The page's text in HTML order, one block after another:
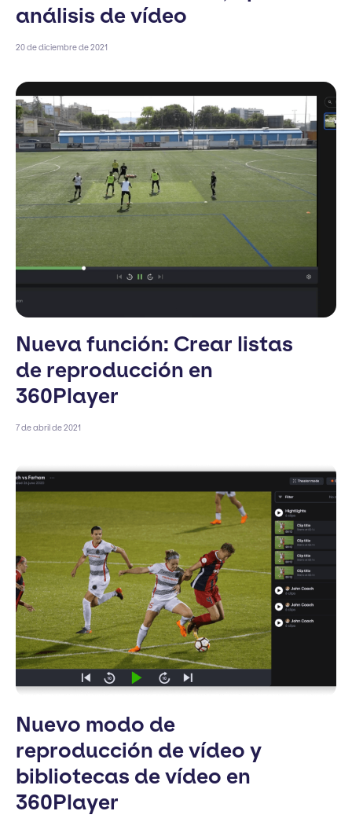
análisis de vídeo
20 de diciembre de 2021
Nueva función: Crear listas
de reproducción en
360Player
7 de abril de 2021
Nuevo modo de
reproducción de vídeo y
bibliotecas de vídeo en
360Player